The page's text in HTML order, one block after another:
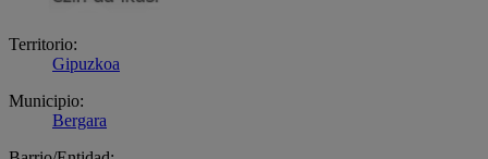
Territorio:
Gipuzkoa
Municipio:
Bergara